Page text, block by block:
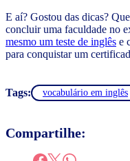
E aí? Gostou das dicas?
concluir uma faculdade no
mesmo um teste de inglês e
para conquistar um
Tags: vocabulário em inglês
Compartilhe: